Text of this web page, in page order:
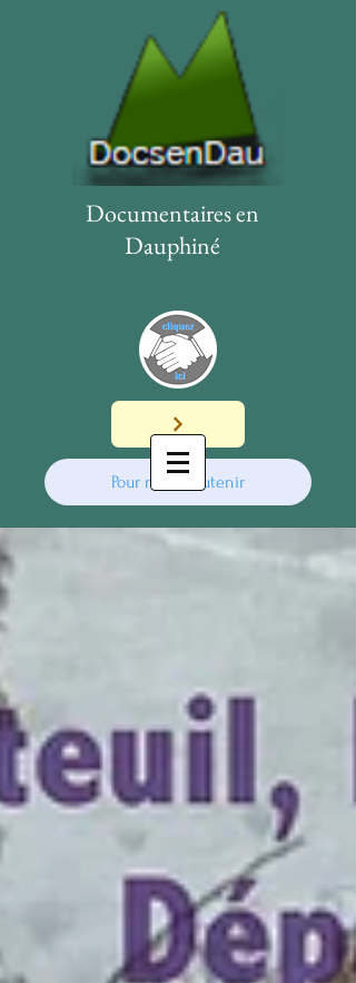
Documentaires en
Dauphiné
Pour nous soutenir